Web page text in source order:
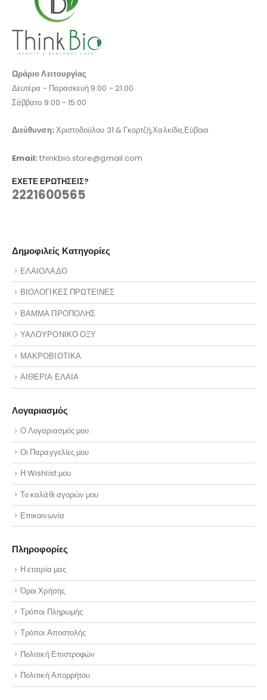
Ωράριο Λειτουργίας
Δευτέρα - Παρασκευή 9:00 - 21:00
Σάββατο 9:00 - 15:00
Διεύθυνση: Χριστοδούλου 31 & Γκορτζή,Χαλκίδα,Εύβοια
Email:thinkbio.store@gmail.com
ΈΧΕΤΕ ΕΡΩΤΉΣΕΙΣ?
2221600565
Δημοφιλείς Κατηγορίες
ΕΛΑΙΟΛΑΔΟ
ΒΙΟΛΟΓΙΚΕΣ ΠΡΩΤΕΙΝΕΣ
ΒΑΜΜΑ ΠΡΟΠΟΛΗΣ
ΥΑΛΟΥΡΟΝΙΚΟ ΟΞΥ
ΜΑΚΡΟΒΙΟΤΙΚΑ
ΑΙΘΕΡΙΑ ΕΛΑΙΑ
Λογαριασμός
Ο Λογαριασμός μου
Οι Παραγγελίες μου
Η Wishlist μου
Το καλάθι αγορών μου
Επικοινωνία
Πληροφορίες
Η εταιρία μας
Όροι Χρήσης
Τρόποι Πληρωμής
Τρόποι Αποστολής
Πολιτική Επιστροφών
Πολιτική Απορρήτου